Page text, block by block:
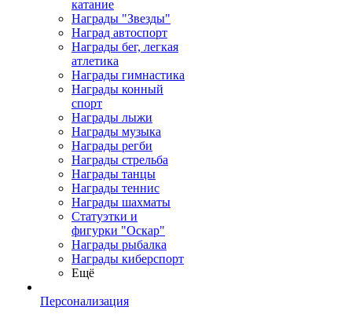
катание
Награды "Звезды"
Наград автоспорт
Награды бег, легкая
атлетика
Награды гимнастика
Награды конный
спорт
Награды лыжи
Награды музыка
Награды регби
Награды стрельба
Награды танцы
Награды теннис
Награды шахматы
Статуэтки и
фигурки "Оскар"
Награды рыбалка
Награды киберспорт
Ещё
Персонализация